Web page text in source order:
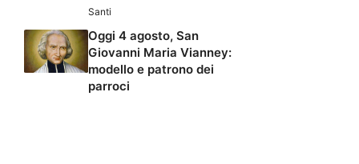
Santi
Oggi 4 agosto, San
Giovanni Maria Vianney:
modello e patrono dei
parroci